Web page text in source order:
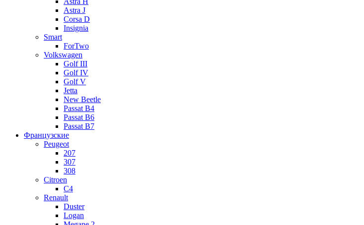
Astra J
Corsa D
Insignia
Smart
ForTwo
Volkswagen
Golf III
Golf IV
Golf V
Jetta
New Beetle
Passat B4
Passat B6
Passat B7
Французские
Peugeot
207
307
308
Citroen
C4
Renault
Duster
Logan